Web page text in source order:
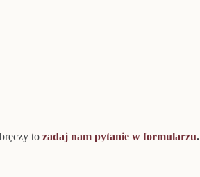
to zadaj nam pytanie w formularzu.